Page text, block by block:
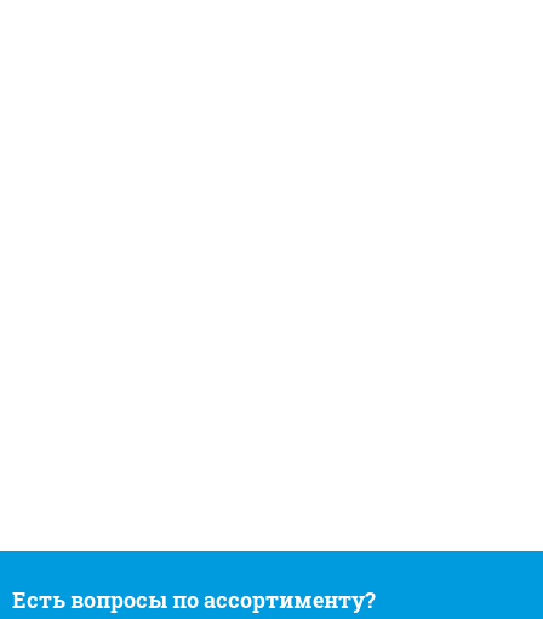
Есть вопросы по ассортименту?